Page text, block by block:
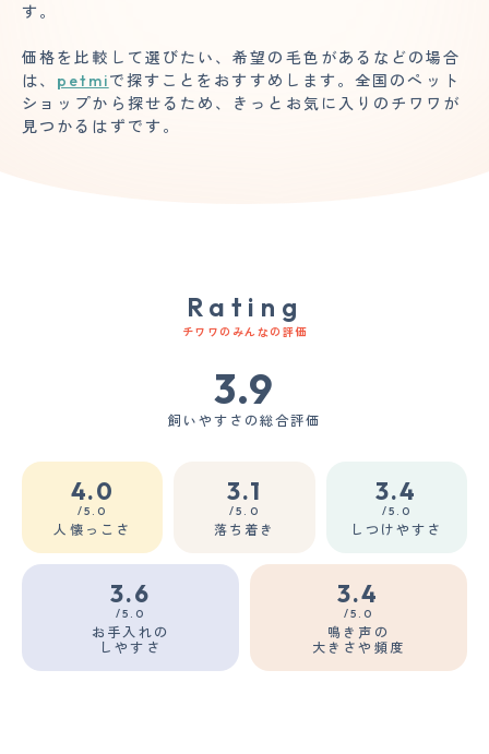
す。
価格を比較して選びたい、希望の毛色があるなどの場合
は、 petmiで探すことをおすすめします。全国のペット
ショップから探せるため、きっとお気に入りのチワワが
見つかるはずです。
Rating
チワワのみんなの評価
3.9
飼いやすさの総合評価
4.0
/5.0
人懐っこさ
3.1
/5.0
落ち着き
3.4
/5.0
しつけやすさ
3.6
/5.0
お手入れの
しやすさ
3.4
/5.0
鳴き声の
大きさや頻度